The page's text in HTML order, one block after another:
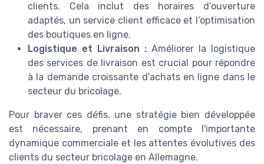
clients. Cela inclut des horaires d’ouverture
adaptés, un service client efficace et l’optimisation
des boutiques en ligne.
Logistique et Livraison : Améliorer la logistique
des services de livraison est crucial pour répondre
à la demande croissante d'achats en ligne dans le
secteur du bricolage.
Pour braver ces défis, une stratégie bien développée
est nécessaire, prenant en compte l'importante
dynamique commerciale et les attentes évolutives des
clients du secteur bricolage en Allemagne.